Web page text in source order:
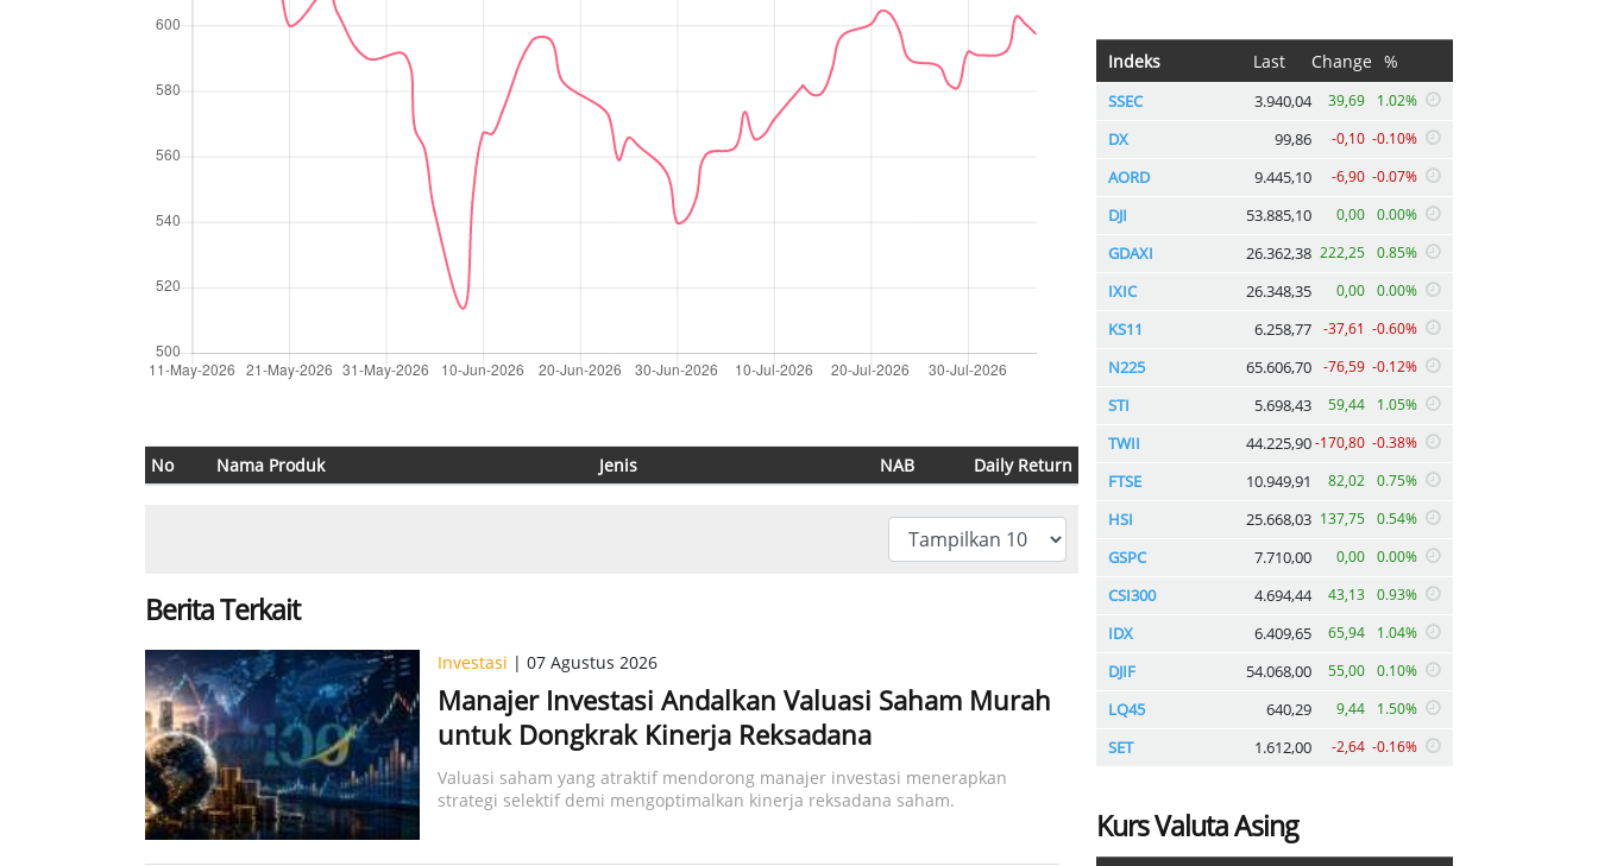
No Nama Produk Jenis NAB Daily Return
Berita Terkait
Investasi | 07 Agustus 2026
Manajer Investasi Andalkan Valuasi Saham Murah
untuk Dongkrak Kinerja Reksadana
Valuasi saham yang atraktif mendorong manajer investasi menerapkan
strategi selektif demi mengoptimalkan kinerja reksadana saham.
Indeks Last Change %
SSEC 3.940,04 39,69 1.02%
DX 99,86 -0,10 -0.10%
AORD 9.445,10 -6,90 -0.07%
DJI 53.885,10 0,00 0.00%
GDAXI 26.362,38 222,25 0.85%
IXIC 26.348,35 0,00 0.00%
KS11 6.258,77 -37,61 -0.60%
N225 65.606,70 -76,59 -0.12%
STI 5.698,43 59,44 1.05%
TWII 44.225,90-170,80 -0.38%
FTSE 10.949,91 82,02 0.75%
HSI 25.668,03 137,75 0.54%
GSPC 7.710,00 0,00 0.00%
CSI300 4.694,44 43,13 0.93%
IDX 6.409,65 65,94 1.04%
DJIF 54.068,00 55,00 0.10%
LQ45 640,29 9,44 1.50%
SET 1.612,00 -2,64 -0.16%
Kurs Valuta Asing